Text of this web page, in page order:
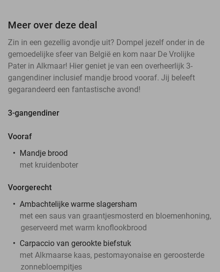
Meer over deze deal
Zin in een gezellig avondje uit? Dompel jezelf onder in de
gemoedelijke sfeer van België en kom naar De Vrolijke
Pater in Alkmaar! Hier geniet je van een overheerlijk 3-
gangendiner inclusief mandje brood vooraf. Jij beleeft
gegarandeerd een fantastische avond!
3-gangendiner
Vooraf
Mandje brood
met kruidenboter
Voorgerecht
Ambachtelijke warme slagersham
met een saus van graantjesmosterd en bloemenhoning,
geserveerd met warm knoflookbrood
Carpaccio van gerookte biefstuk
met Alkmaarse kaas, pestomayonaise en geroosterde
zonnebloempitjes